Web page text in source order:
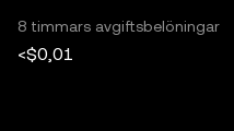
8 timmars avgiftsbelöningar
<$0,01